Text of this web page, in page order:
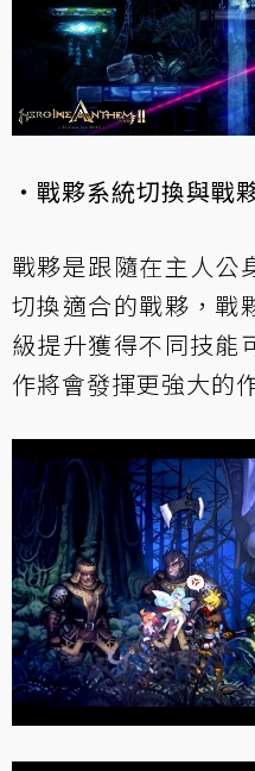
・戰夥系統切換與戰
戰夥是跟隨在主人公
切換適合的戰夥，戰
級提升獲得不同技能
作將會發揮更強大的